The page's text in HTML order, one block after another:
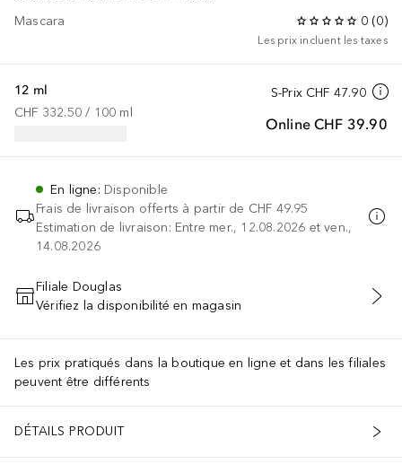
Mascara 0 (0)
Les prix incluent les taxes
S-Prix CHF 47.90
Online CHF 39.90
12 ml
CHF 332.50 / 100 ml
En ligne: Disponible
Frais de livraison offerts à partir de CHF 49.95
Estimation de livraison: Entre mer., 12.08.2026 et ven.,
14.08.2026
AJOUTER AU PANIER
Filiale Douglas
Vérifiez la disponibilité en magasin
Les prix pratiqués dans la boutique en ligne et dans les filiales
peuvent être différents
DÉTAILS PRODUIT